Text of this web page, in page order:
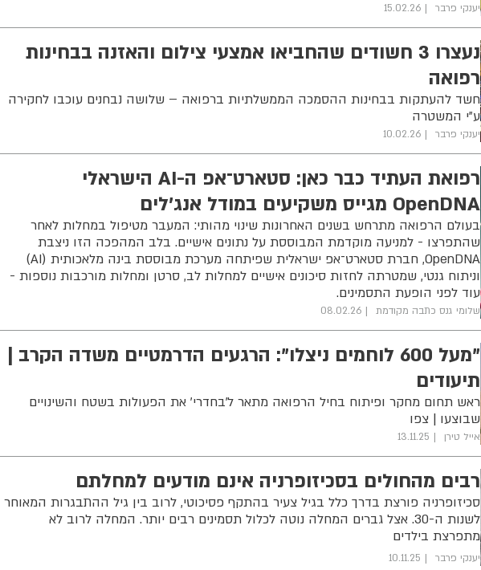
יענקי פרבר 15.02.26
נעצרו 3 חשודים שהחביאו אמצעי צילום והאזנה בבחינות
רפואה
חשד להעתקות בבחינות ההסמכה הממשלתיות ברפואה – שלושה נבחנים עוכבו לחקירה
ע"י המשטרה
יענקי פרבר 10.02.26
רפואת העתיד כבר כאן: סטארט־אפ ה-AI הישראלי
OpenDNA מגייס משקיעים במודל אנג’לים
בעולם הרפואה מתרחש בשנים האחרונות שינוי מהותי: המעבר מטיפול במחלות לאחר
שהתפרצו - למניעה מוקדמת המבוססת על נתונים אישיים. בלב המהפכה הזו ניצבת
OpenDNA, חברת סטארט־אפ ישראלית שפיתחה מערכת מבוססת בינה מלאכותית (AI)
וניתוח גנטי, שמטרתה לחזות סיכונים אישיים למחלות לב, סרטן ומחלות מורכבות נוספות -
עוד לפני הופעת התסמינים.
שלומי גנס כתבה מקודמת 08.02.26
"מעל 600 לוחמים ניצלו": הרגעים הדרמטיים משדה הקרב |
תיעודים
ראש תחום מחקר ופיתוח בחיל הרפואה מתאר ל'בחדרי' את הפעולות בשטח והשינויים
שבוצעו | צפו
אייל טירן 13.11.25
רבים מהחולים בסכיזופרניה אינם מודעים למחלתם
סכיזופרניה פורצת בדרך כלל בגיל צעיר בהתקף פסיכוטי, לרוב בין גיל ההתבגרות המאוחר
לשנות ה-30. אצל גברים המחלה נוטה לכלול תסמינים רבים יותר. המחלה לרוב לא
מתפרצת בילדים
יענקי פרבר 10.11.25